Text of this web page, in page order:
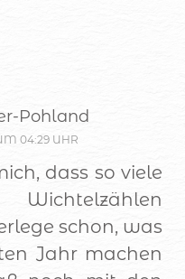
Pohland
04:29 UHR
dass so viele
schon, was
Jahr machen